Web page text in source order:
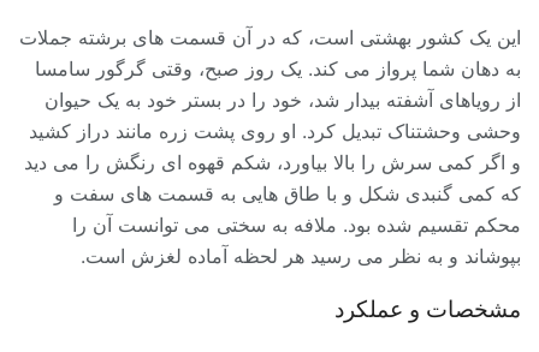
این یک کشور بهشتی است، که در آن قسمت های برشته جملات
به دهان شما پرواز می کند. یک روز صبح، وقتی گرگور سامسا
از رویاهای آشفته بیدار شد، خود را در بستر خود به یک حیوان
وحشی وحشتناک تبدیل کرد. او روی پشت زره مانند دراز کشید
و اگر کمی سرش را بالا بیاورد، شکم قهوه ای رنگش را می دید
که کمی گنبدی شکل و با طاق هایی به قسمت های سفت و
محکم تقسیم شده بود. ملافه به سختی می توانست آن را
بپوشاند و به نظر می رسید هر لحظه آماده لغزش است.
مشخصات و عملکرد